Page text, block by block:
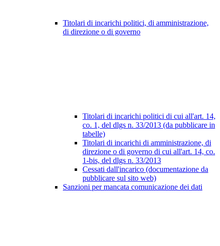
Titolari di incarichi politici, di amministrazione,
di direzione o di governo
Titolari di incarichi politici di cui all'art. 14,
co. 1, del dlgs n. 33/2013 (da pubblicare in
tabelle)
Titolari di incarichi di amministrazione, di
direzione o di governo di cui all'art. 14, co.
1-bis, del dlgs n. 33/2013
Cessati dall'incarico (documentazione da
pubblicare sul sito web)
Sanzioni per mancata comunicazione dei dati